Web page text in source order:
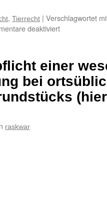
, Tierrecht | Verschlagwortet
deaktiviertfür
wegen
Krähens
von
Hähnen
einer
bei
raskwar